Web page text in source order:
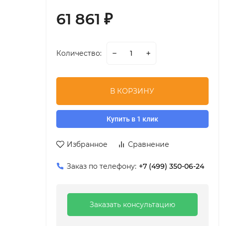
61 861 ₽
Количество:
В КОРЗИНУ
Купить в 1 клик
Избранное Сравнение
Заказ по телефону: +7 (499) 350-06-24
Заказать консультацию